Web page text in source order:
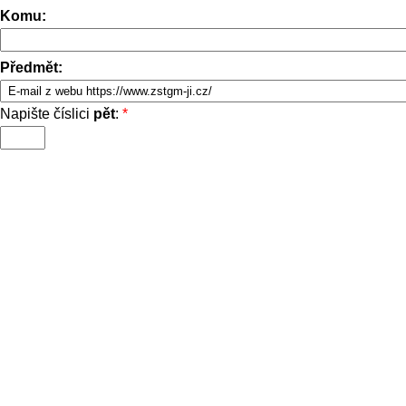
Komu:
Předmět:
Napište číslici pět: *